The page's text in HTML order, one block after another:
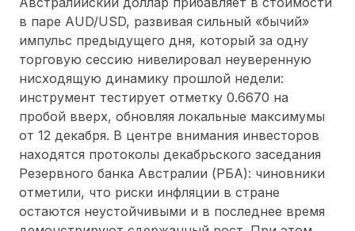
в паре AUD/USD, развивая сильный «бычий»
импульс предыдущего дня, который за одну
торговую сессию нивелировал неуверенную
нисходящую динамику прошлой недели:
инструмент тестирует отметку 0.6670 на
пробой вверх, обновляя локальные максимумы
от 12 декабря. В центре внимания инвесторов
находятся протоколы декабрьского заседания
Резервного банка Австралии (РБА): чиновники
отметили, что риски инфляции в стране
остаются неустойчивыми и в последнее время